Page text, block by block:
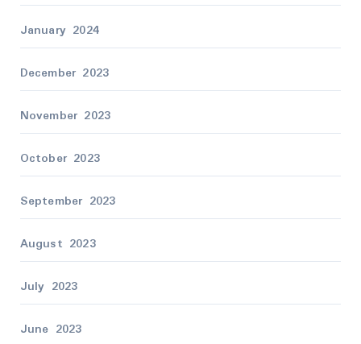
January 2024
December 2023
November 2023
October 2023
September 2023
August 2023
July 2023
June 2023